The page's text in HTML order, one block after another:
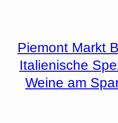
Piemont Markt
Italienische
Weine am